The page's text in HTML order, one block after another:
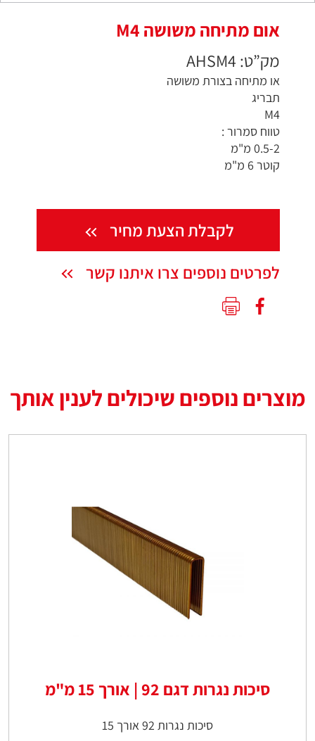
אום מתיחה משושה M4
מק”ט: AHSM4
או מתיחה בצורת משושה
תבריג
M4
טווח סמרור :
0.5-2 מ"מ
קוטר 6 מ"מ
לקבלת הצעת מחיר
לפרטים נוספים צרו איתנו קשר
מוצרים נוספים שיכולים לענין אותך
סיכות נגרות דגם 92 | אורך 15 מ"מ
סיכות נגרות 92 אורך 15